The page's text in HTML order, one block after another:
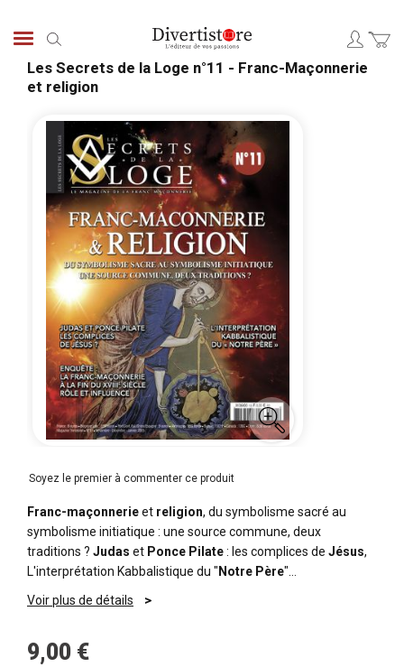
Les Secrets de la Loge n°11 - Franc-Maçonnerie
et religion
galerie
d’images
Soyez le premier à commenter ce produit
Franc-maçonnerieet religion, du symbolisme sacré au
symbolisme initiatique : une source commune, deux
traditions ? Judas et Ponce Pilate: les complices de Jésus,
L'interprétation Kabbalistique du " Notre Père"…
Voir plus de détails
9,00 €